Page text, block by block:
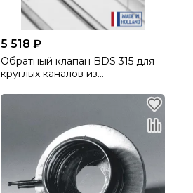
5 518 ₽
Обратный клапан BDS 315 для
круглых каналов из
производства DEC International